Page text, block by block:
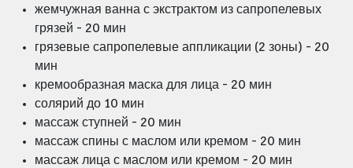
жемчужная ванна с экстрактом из сапропелевых
грязей - 20 мин
грязевые сапропелевые аппликации (2 зоны) - 20
мин
кремообразная маска для лица - 20 мин
солярий до 10 мин
массаж ступней - 20 мин
массаж спины с маслом или кремом - 20 мин
массаж лица с маслом или кремом - 20 мин